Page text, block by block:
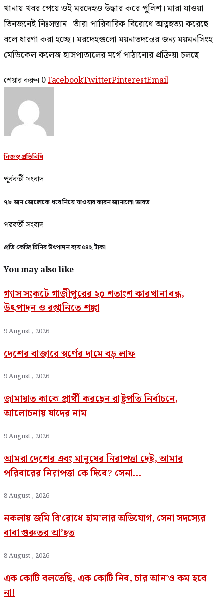
থানায় খবর পেয়ে ওই মরদেহও উদ্ধার করে পুলিশ। মারা যাওয়া
তিনজনেই নিঃসন্তান। তাঁরা পারিবারিক বিরোধে আত্নহত্যা করেছে
বলে ধারণা করা হচ্ছে। মরদেহগুলো ময়নাতদন্তের জন্য ময়মনসিংহ
মেডিকেল কলেজ হাসপাতালের মর্গে পাঠানোর প্রক্রিয়া চলছে
শেয়ার করুন 0FacebookTwitterPinterestEmail
নিজস্ব প্রতিনিধি
পূর্ববর্তী সংবাদ
৭৮ জন জেলেকে ধরে নিয়ে যাওয়ার কারন জানালো ভারত
পরবর্তী সংবাদ
প্রতি কেজি চিনির উৎপাদন ব্যয় ৫৪২ টাকা
You may also like
গ্যাস সংকটে গাজীপুরের ২০ শতাংশ কারখানা বন্ধ,
উৎপাদন ও রপ্তানিতে শঙ্কা
9 August , 2026
দেশের বাজারে স্বর্ণের দামে বড় লাফ
9 August , 2026
জামায়াত কাকে প্রার্থী করছেন রাষ্ট্রপতি নির্বাচনে,
আলোচনায় যাদের নাম
9 August , 2026
আমরা দেশের এবং মানুষের নিরাপত্তা দেই, আমার
পরিবারের নিরাপত্তা কে দিবে? সেনা...
8 August , 2026
নকলায় জমি বি’রোধে হাম’লার অভিযোগ, সেনা সদস্যের
বাবা গুরুতর আ’হত
8 August , 2026
এক কোটি বলতেছি, এক কোটি নিব, চার আনাও কম হবে
না!